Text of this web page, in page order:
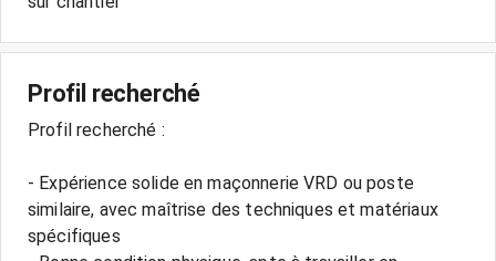
Profil recherché
Profil recherché :
- Expérience solide en maçonnerie VRD ou poste
similaire, avec maîtrise des techniques et matériaux
spécifiques